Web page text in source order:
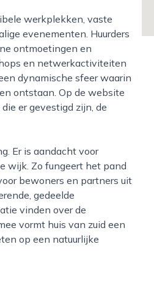
evenementen. Huurders
ontmoetingen en
en netwerkactiviteiten
dynamische sfeer waarin
ontstaan. Op de website
er gevestigd zijn, de
wijk. Zo fungeert het pand
bewoners en partners uit
gedeelde
vinden over de
vormt huis van zuid een
op een natuurlijke